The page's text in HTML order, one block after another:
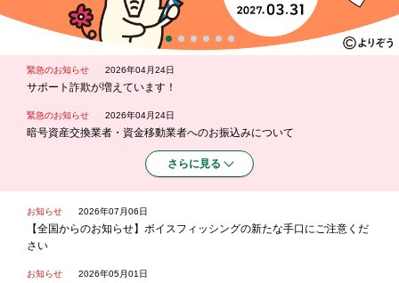
緊急のお知らせ 2026年04月24日
サポート詐欺が増えています！
緊急のお知らせ 2026年04月24日
暗号資産交換業者・資金移動業者へのお振込みについて
さらに見る
お知らせ 2026年07月06日
【全国からのお知らせ】ボイスフィッシングの新たな手口にご注意くだ
さい
お知らせ 2026年05月01日